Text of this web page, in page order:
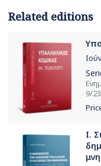
Related editions
9/
Ι.